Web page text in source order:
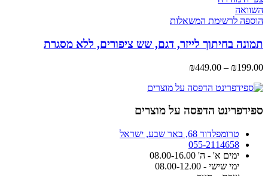
מספר
ניתן
לבחור
את
האפשרויות
בעמוד
המוצר
השוואה
הוספה לרשימת המשאלות
תמונה בחיתוך לייזר, דגם, שש ציפורים, ללא מסגרת
₪199.00
–
₪449.00
ספידפרינט הדפסה על מוצרים
טרומפלדור 68, באר שבע, ישראל
055-2114658
ימים א' - ה' 08.00-16.00
ימי שישי - 08.00-12.00